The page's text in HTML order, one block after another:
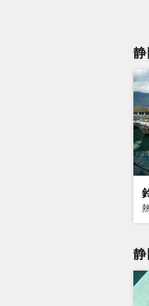
静
静